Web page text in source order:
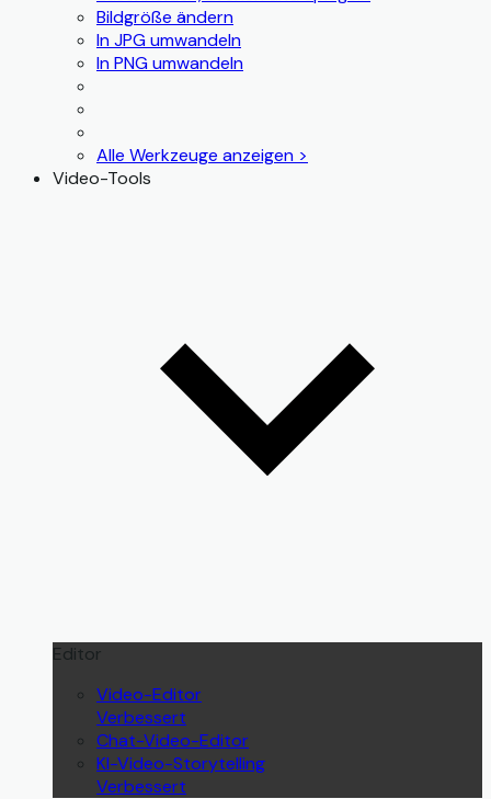
Bildgröße ändern
In JPG umwandeln
In PNG umwandeln
Alle Werkzeuge anzeigen >
Video-Tools
Editor
Video-Editor
Verbessert
Chat-Video-Editor
KI-Video-Storytelling
Verbessert